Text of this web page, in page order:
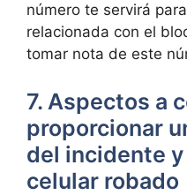
número⁤ te servirá
relacionada con el
tomar nota de este
7. Aspectos⁣ a
proporcionar
del incidente
celular robado